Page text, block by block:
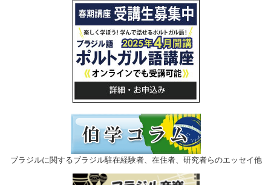
ブラジルに関するブラジル駐在経験者、在住者、研究者らのエッセイ他